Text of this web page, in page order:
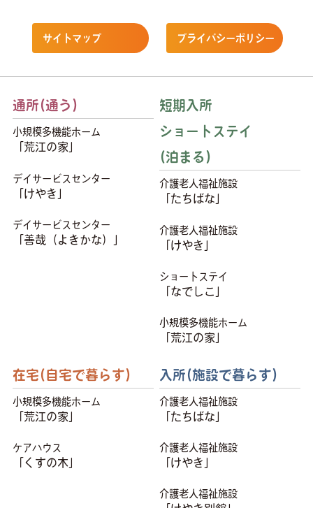
サイトマップ プライバシーポリシー
通所(通う)
小規模多機能ホーム
「荒江の家」
デイサービスセンター
「けやき」
デイサービスセンター
「善哉（よきかな）」
短期入所
ショートステイ
(泊まる)
介護老人福祉施設
「たちばな」
介護老人福祉施設
「けやき」
ショートステイ
「なでしこ」
小規模多機能ホーム
「荒江の家」
在宅(自宅で暮らす)
小規模多機能ホーム
「荒江の家」
ケアハウス
「くすの木」
入所(施設で暮らす)
介護老人福祉施設
「たちばな」
介護老人福祉施設
「けやき」
介護老人福祉施設